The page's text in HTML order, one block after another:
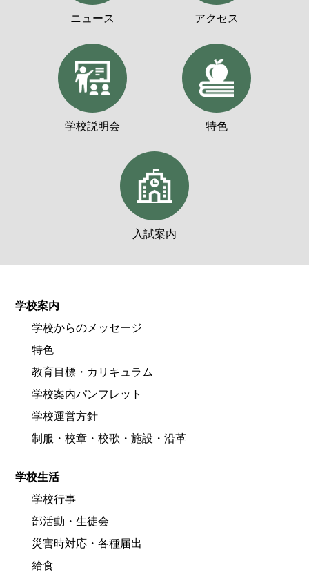
ニュース アクセス
学校説明会 特色
入試案内
学校案内
学校からのメッセージ
特色
教育目標・カリキュラム
学校案内パンフレット
学校運営方針
制服・校章・校歌・施設・沿革
学校生活
学校行事
部活動・生徒会
災害時対応・各種届出
給食